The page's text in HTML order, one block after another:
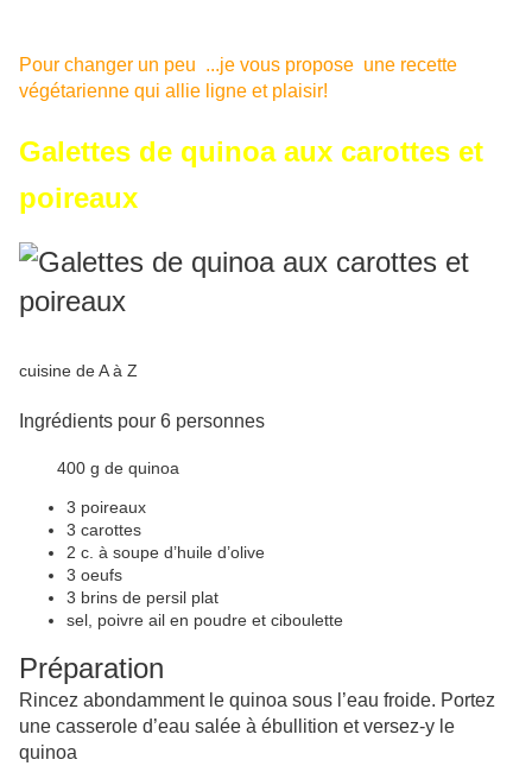
Pour changer un peu ...je vous propose une recette
végétarienne qui allie ligne et plaisir!
Galettes de quinoa aux carottes et
poireaux
cuisine de A à Z
Ingrédients pour 6 personnes
400 g de quinoa
3 poireaux
3 carottes
2 c. à soupe d’huile d’olive
3 oeufs
3 brins de persil plat
sel, poivre ail en poudre et ciboulette
Préparation
Rincez abondamment le quinoa sous l’eau froide. Portez
une casserole d’eau salée à ébullition et versez-y le
quinoa